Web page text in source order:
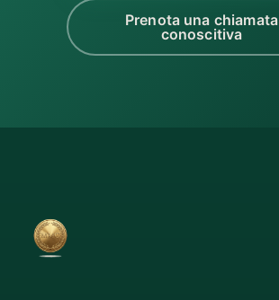
Prenota una chiamata
conoscitiva